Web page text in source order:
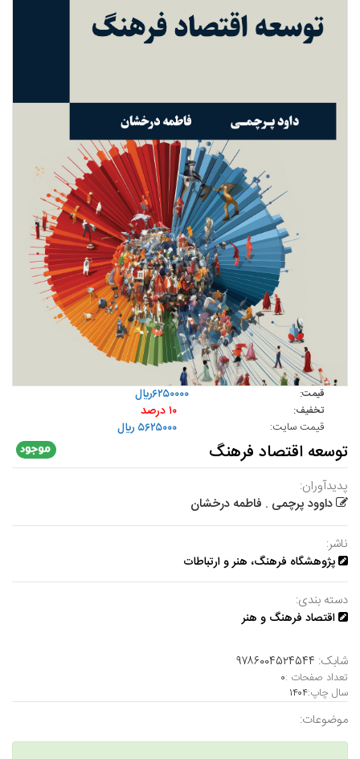
قیمت: ۶۲۵۰۰۰۰ريال
تخفیف: ۱۰ درصد
قیمت سایت: ۵۶۲۵۰۰۰ ريال
توسعه اقتصاد فرهنگ
پدیدآوران:
داوود پرچمی . فاطمه درخشان
ناشر:
پژوهشگاه فرهنگ، هنر و ارتباطات
دسته بندی:
اقتصاد فرهنگ و هنر
شابک: ۹۷۸۶۰۰۴۵۲۴۵۴۴
تعداد صفحات :۰
سال چاپ:۱۴۰۴
موضوعات: